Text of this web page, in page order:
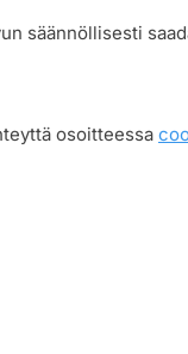
säännöllisesti
osoitteessa